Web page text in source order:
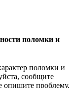
поломки и
поломки и
сообщите
опишите проблему.